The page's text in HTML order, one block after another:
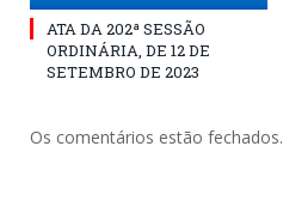
ATA DA 202ª SESSÃO
ORDINÁRIA, DE 12 DE
SETEMBRO DE 2023
Os comentários estão fechados.